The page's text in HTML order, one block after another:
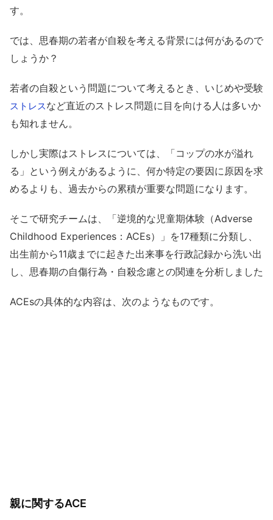
す。
では、思春期の若者が自殺を考える背景には何があるので
しょうか？
若者の自殺という問題について考えるとき、いじめや受験
ストレスなど直近のストレス問題に目を向ける人は多いか
も知れません。
しかし実際はストレスについては、「コップの水が溢れ
る」という例えがあるように、何か特定の要因に原因を求
めるよりも、過去からの累積が重要な問題になります。
そこで研究チームは、
「逆境的な児童期体験（Adverse
Childhood Experiences：ACEs）」 を17種類に分類し、
出生前から11歳までに起きた出来事を行政記録から洗い出
し、思春期の自傷行為・自殺念慮との関連を分析しました
ACEsの具体的な内容は、次のようなものです。
親に関するACE